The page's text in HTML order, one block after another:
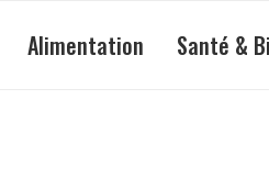
Alimentation Santé &